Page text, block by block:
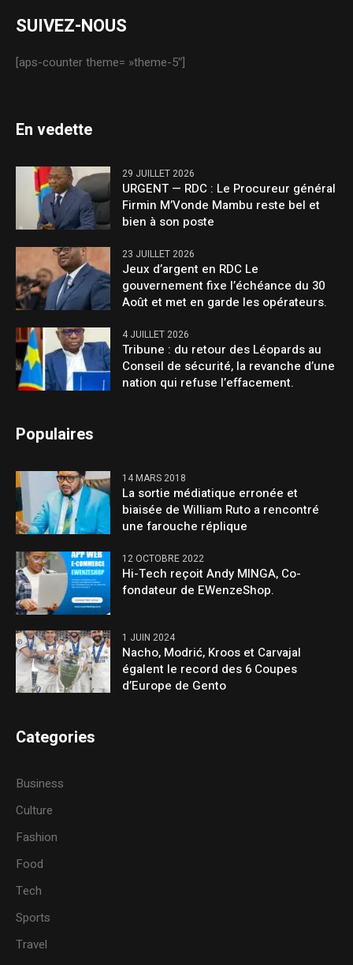
SUIVEZ-NOUS
[aps-counter theme= »theme-5″]
En vedette
29 JUILLET 2026
URGENT — RDC : Le Procureur général
Firmin M’Vonde Mambu reste bel et
bien à son poste
23 JUILLET 2026
Jeux d’argent en RDC Le
gouvernement fixe l’échéance du 30
Août et met en garde les opérateurs.
4 JUILLET 2026
Tribune : du retour des Léopards au
Conseil de sécurité, la revanche d’une
nation qui refuse l’effacement.
Populaires
14 MARS 2018
La sortie médiatique erronée et
biaisée de William Ruto a rencontré
une farouche réplique
12 OCTOBRE 2022
Hi-Tech reçoit Andy MINGA, Co-
fondateur de EWenzeShop.
1 JUIN 2024
Nacho, Modrić, Kroos et Carvajal
égalent le record des 6 Coupes
d’Europe de Gento
Categories
Business
Culture
Fashion
Food
Tech
Sports
Travel